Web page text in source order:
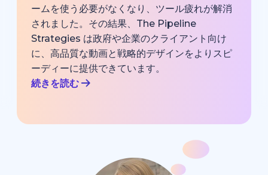
ームを使う必要がなくなり、ツール疲れが解消
されました。その結果、The Pipeline
Strategies は政府や企業のクライアント向け
に、高品質な動画と戦略的デザインをよりスピ
ーディーに提供できています。
続きを読む